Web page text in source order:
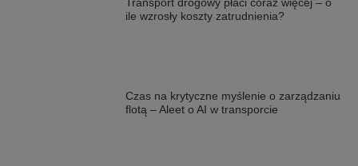
ile wzrosły koszty zatrudnienia?
Czas na krytyczne myślenie o zarządzaniu
flotą – Aleet o AI w transporcie